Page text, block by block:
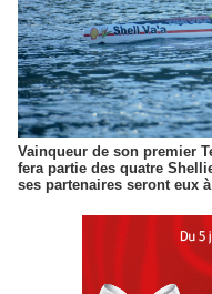
Vainqueur de son premier
fera partie des quatre
ses partenaires seront eux